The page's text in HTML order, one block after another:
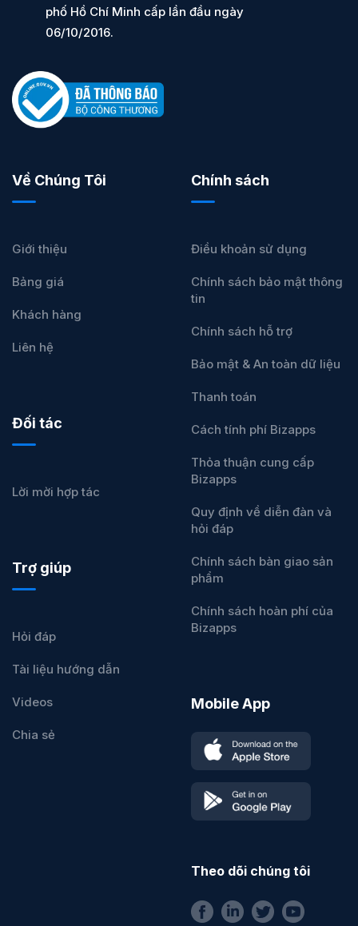
phố Hồ Chí Minh cấp lần đầu ngày
06/10/2016.
Về Chúng Tôi
Giới thiệu
Bảng giá
Khách hàng
Liên hệ
Đối tác
Lời mời hợp tác
Trợ giúp
Hỏi đáp
Tài liệu hướng dẫn
Videos
Chia sẻ
Chính sách
Điều khoản sử dụng
Chính sách bảo mật thông
tin
Chính sách hỗ trợ
Bảo mật & An toàn dữ liệu
Thanh toán
Cách tính phí Bizapps
Thỏa thuận cung cấp
Bizapps
Quy định về diễn đàn và
hỏi đáp
Chính sách bàn giao sản
phẩm
Chính sách hoàn phí của
Bizapps
Mobile App
Theo dõi chúng tôi